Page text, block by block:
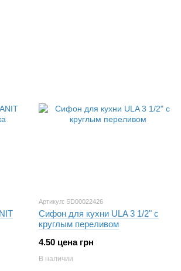
Артикул: SD00022426
Сифон для кухни ULA 3 1/2" с
круглым переливом
4.50 цена грн
В наличии